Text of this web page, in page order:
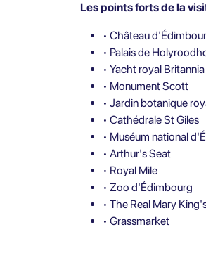
Les points forts de la
• Château
• Palais de
• Yacht royal Britannia
• Monument Scott
• Jardin botanique
• Cathédrale St Giles
• Muséum national
• Arthur's Seat
• Royal Mile
• Zoo d'Édimbourg
• The Real Mary
• Grassmarket